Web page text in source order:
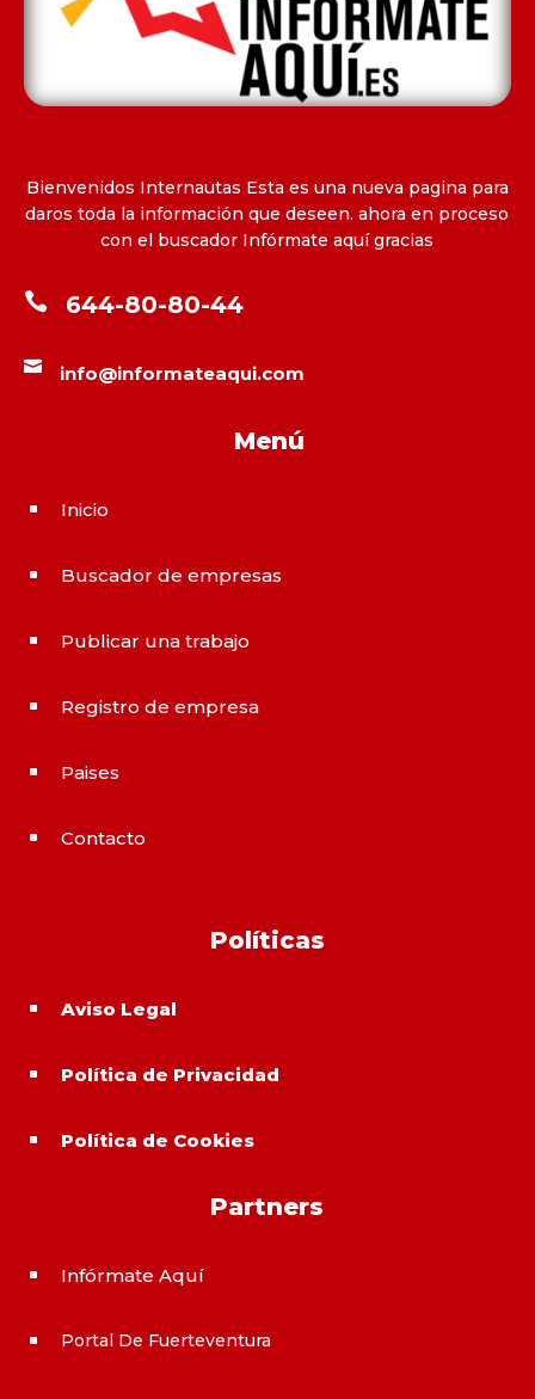
Bienvenidos Internautas Esta es una nueva pagina para
daros toda la información que deseen. ahora en proceso
con el buscador Infórmate aquí gracias
 644-80-80-44
 info@informateaqui.com
Menú
^ Inicio
^ Buscador de empresas
^ Publicar una trabajo
^ Registro de empresa
^ Paises
^ Contacto
Políticas
^ Aviso Legal
^ Política de Privacidad
^ Política de Cookies
Partners
^ Infórmate Aquí
^ Portal De Fuerteventura